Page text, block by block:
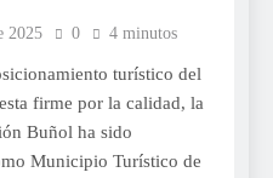
2025 0 4 minutos
turístico del
firme por la calidad, la
Buñol ha sido
Municipio Turístico de